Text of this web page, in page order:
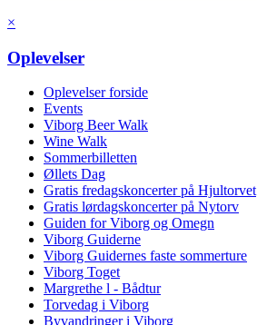
×
Oplevelser
Oplevelser forside
Events
Viborg Beer Walk
Wine Walk
Sommerbilletten
Øllets Dag
Gratis fredagskoncerter på Hjultorvet
Gratis lørdagskoncerter på Nytorv
Guiden for Viborg og Omegn
Viborg Guiderne
Viborg Guidernes faste sommerture
Viborg Toget
Margrethe l - Bådtur
Torvedag i Viborg
Byvandringer i Viborg